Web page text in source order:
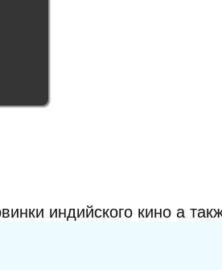
индийского кино а